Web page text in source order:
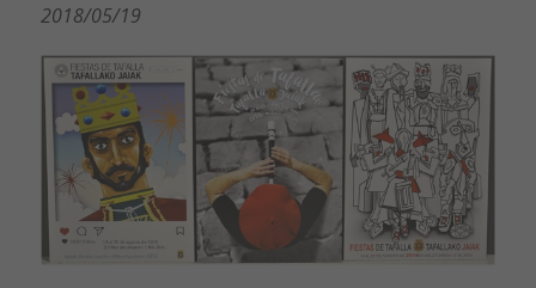
2018/05/19